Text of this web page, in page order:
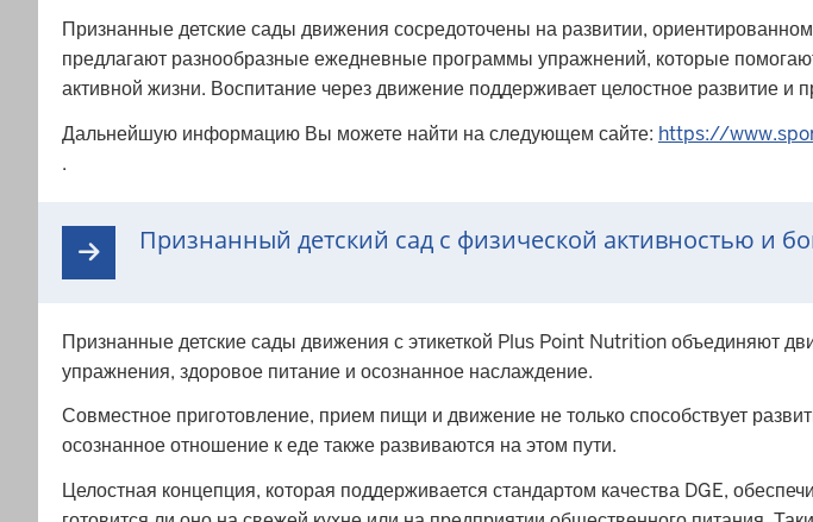
Признанные детские сады движения сосредоточены на развитии,
предлагают разнообразные ежедневные программы упражнений, которые
активной жизни. Воспитание через движение поддерживает целостное развитие и
Дальнейшую информацию Вы можете найти на следующем сайте: https://
.
Признанный детский сад с физической активностью и
Признанные детские сады движения с этикеткой Plus Point Nutrition объединяют
упражнения, здоровое питание и осознанное наслаждение.
Совместное приготовление, прием пищи и движение не только способствует
осознанное отношение к еде также развиваются на этом пути.
Целостная концепция, которая поддерживается стандартом качества DGE,